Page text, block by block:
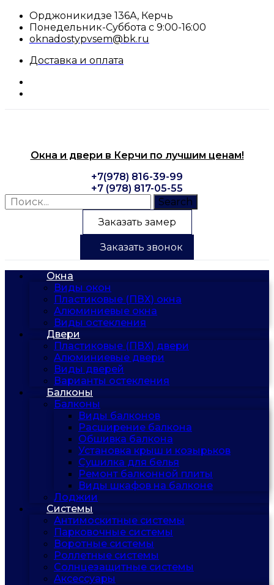
Перейти
содержимому
Орджоникидзе 136А, Керчь
Понедельник-Суббота с 9:00-16:00
oknadostypvsem@bk.ru
Доставка и оплата
Окна и двери в Керчи по лучшим ценам!
+7(978) 816-39-99
+7 (978) 817-05-55
Search
Заказать замер
Заказать звонок
Окна
Виды окон
Пластиковые (ПВХ) окна
Алюминиевые окна
Виды остекления
Двери
Пластиковые (ПВХ) двери
Алюминиевые двери
Виды дверей
Варианты остекления
Балконы
Балконы
Виды балконов
Расширение балкона
Обшивка балкона
Установка крыш и козырьков
Сушилка для белья
Ремонт балконной плиты
Виды шкафов на балконе
Лоджии
Системы
Антимоскитные системы
Парковочные системы
Воротные системы
Роллетные системы
Солнцезащитные системы
Аксессуары